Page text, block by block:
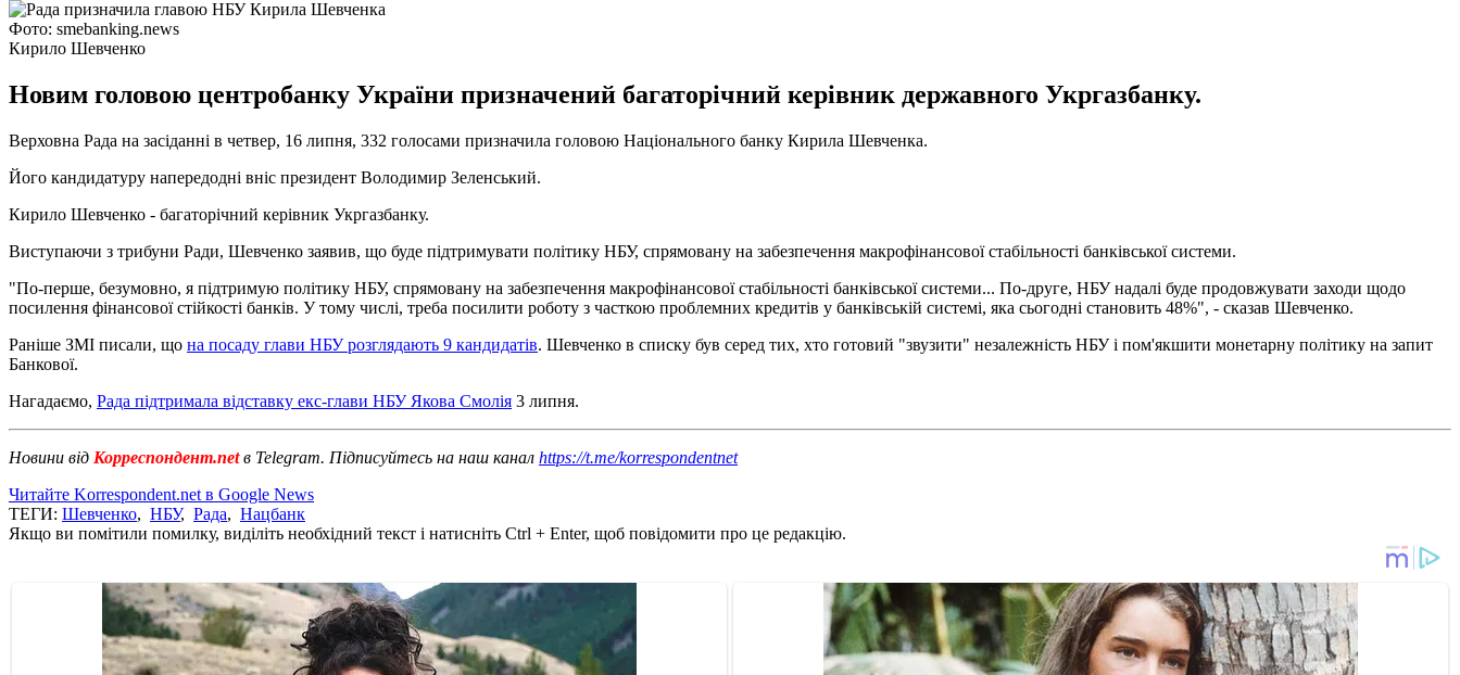
Фото: smebanking.news
Кирило Шевченко
Новим головою центробанку України призначений багаторічний керівник державного Укргазбанку.
Верховна Рада на засіданні в четвер, 16 липня, 332 голосами призначила головою Національного банку Кирила Шевченка.
Його кандидатуру напередодні вніс президент Володимир Зеленський.
Кирило Шевченко - багаторічний керівник Укргазбанку.
Виступаючи з трибуни Ради, Шевченко заявив, що буде підтримувати політику НБУ, спрямовану на забезпечення макрофінансової стабільності банківської системи.
"По-перше, безумовно, я підтримую політику НБУ, спрямовану на забезпечення макрофінансової стабільності банківської системи... По-друге, НБУ надалі буде продовжувати заходи щодо
посилення фінансової стійкості банків. У тому числі, треба посилити роботу з часткою проблемних кредитів у банківській системі, яка сьогодні становить 48%", - сказав Шевченко.
Раніше ЗМІ писали, що на посаду глави НБУ розглядають 9 кандидатів. Шевченко в списку був серед тих, хто готовий "звузити" незалежність НБУ і пом'якшити монетарну політику на запит
Банкової.
Нагадаємо, Рада підтримала відставку екс-глави НБУ Якова Смолія 3 липня.
Новини від Корреспондент.netв Telegram. Підписуйтесь на наш канал https://t.me/korrespondentnet
Читайте Korrespondent.net в Google News
ТЕГИ: Шевченко, НБУ, Рада, Нацбанк
Якщо ви помітили помилку, виділіть необхідний текст і натисніть Ctrl + Enter, щоб повідомити про це редакцію.